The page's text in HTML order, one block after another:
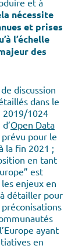
et à
nécessite
et prises
l’échelle
des
discussion
dans le
2019/1024
Open Data
pour le
la fin 2021 ;
en tant
est
enjeux en
détailler pour
ayant
en